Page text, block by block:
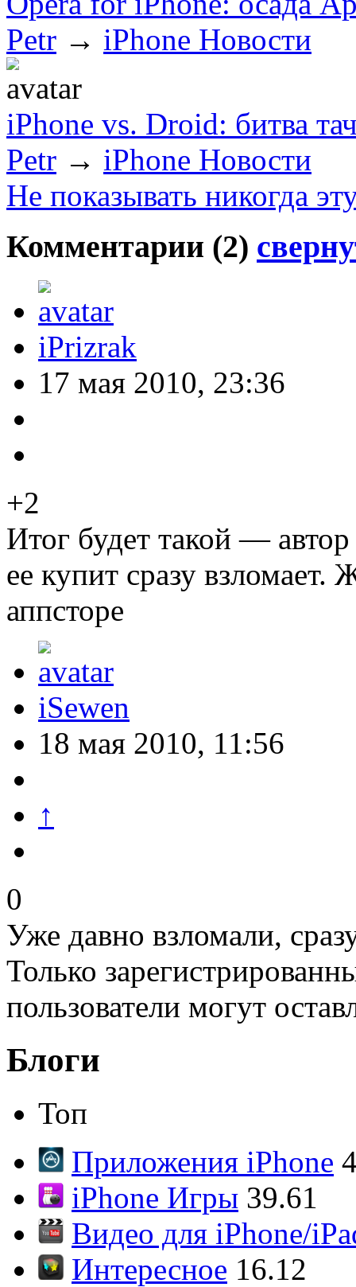
Petr → iPhone Новости
iPhone vs. Droid: битва
Petr → iPhone Новости
Не показывать никогда
Комментарии (2)
iPrizrak
17 мая 2010, 23:36
+2
Итог будет такой —
ее купит сразу взломает.
аппсторе
iSewen
18 мая 2010, 11:56
↑
0
Уже давно взломали,
Только
пользователи могут
Блоги
Топ
Приложения iPhone
iPhone Игры 39.61
Видео для iPhone/
Интересное 16.12